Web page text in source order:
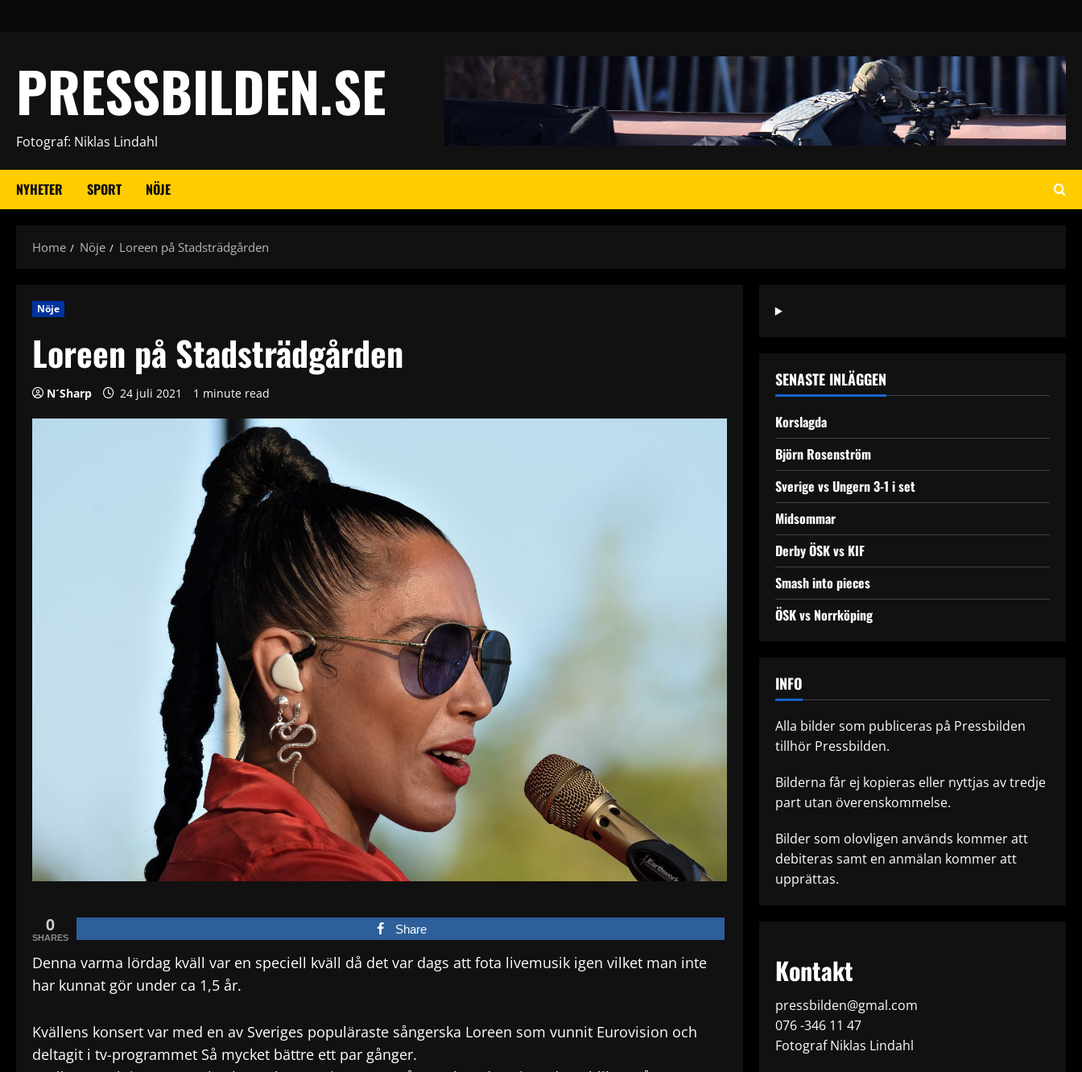
PRESSBILDEN.SE
Fotograf: Niklas Lindahl
NYHETER SPORT NÖJE
Home Nöje Loreen på Stadsträdgården
Nöje
Loreen på Stadsträdgården
N´Sharp 24 juli 2021 1 minute read
0
SHARES
Share
Denna varma lördag kväll var en speciell kväll då det var dags att fota livemusik igen vilket man inte
har kunnat gör under ca 1,5 år.
Kvällens konsert var med en av Sveriges populäraste sångerska Loreen som vunnit Eurovision och
deltagit i tv-programmet Så mycket bättre ett par gånger.
SENASTE INLÄGGEN
Korslagda
Björn Rosenström
Sverige vs Ungern 3-1 i set
Midsommar
Derby ÖSK vs KIF
Smash into pieces
ÖSK vs Norrköping
INFO
Alla bilder som publiceras på Pressbilden
tillhör Pressbilden.
Bilderna får ej kopieras eller nyttjas av tredje
part utan överenskommelse.
Bilder som olovligen används kommer att
debiteras samt en anmälan kommer att
upprättas.
Kontakt
pressbilden@gmal.com
076 -346 11 47
Fotograf Niklas Lindahl